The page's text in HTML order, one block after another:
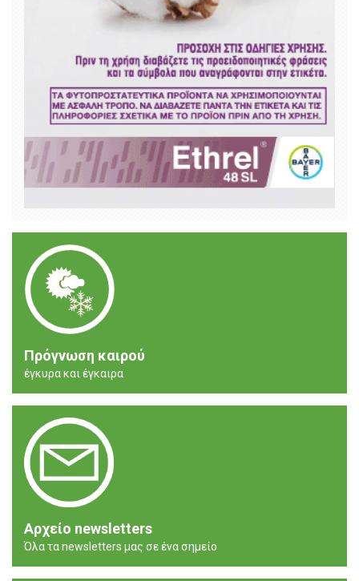
Πρόγνωση καιρού
έγκυρα και έγκαιρα
Αρχείο newsletters
Όλα τα newsletters μας σε ένα σημείο